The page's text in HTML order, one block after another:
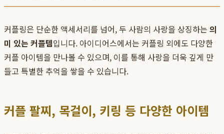
커플링은 단순한 액세서리를 넘어, 두 사람의 사랑을 상징하는 의
미 있는 커플템입니다. 아이디어스에서는 커플링 외에도 다양한
커플 아이템을 만나볼 수 있으며, 이를 통해 사랑을 더욱 깊게 만
들고 특별한 추억을 쌓을 수 있습니다.
커플 팔찌, 목걸이, 키링 등 다양한 아이템